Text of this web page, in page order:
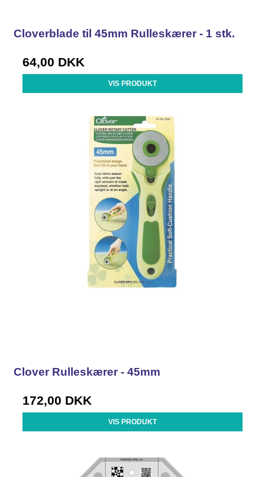
Cloverblade til 45mm Rulleskærer - 1 stk.
64,00 DKK
VIS PRODUKT
Clover Rulleskærer - 45mm
172,00 DKK
VIS PRODUKT